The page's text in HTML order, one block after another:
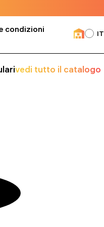
condizioni
IT
vedi tutto il catalogo